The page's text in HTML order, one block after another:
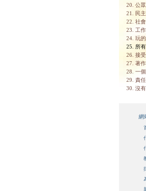
20. 公
21. 民
22. 社
23. 工
24. 玩
25. 所
26. 接
27. 著
28. 一
29. 責任
30. 沒
網